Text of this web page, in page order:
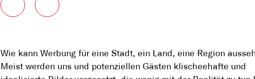
Wie kann Werbung für eine Stadt, ein Land, eine Region
Meist werden uns und potenziellen Gästen klischeehafte und